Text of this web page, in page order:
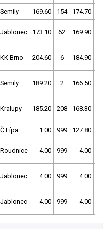
Semily 169.60 154 174.70
Jablonec 173.10 62 169.90
KK Brno 204.60 6 184.90
Semily 189.20 2 166.50
Kralupy 185.20 208 168.30
Č.Lípa 1.00 999 127.80
Roudnice 4.00 999 4.00
Jablonec 4.00 999 4.00
Jablonec 4.00 999 4.00